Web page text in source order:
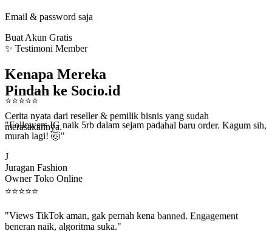
Email & password saja
Buat Akun Gratis
✨ Testimoni Member
Kenapa Mereka
Pindah ke Socio.id
Cerita nyata dari reseller & pemilik bisnis yang sudah
merasakannya.
⭐⭐⭐⭐⭐
"Followers IG naik 5rb dalam sejam padahal baru order. Kagum sih,
murah lagi! 🤯"
Juragan Fashion
Owner Toko Online
⭐⭐⭐⭐ ⭐
beneran naik, algoritma suka."